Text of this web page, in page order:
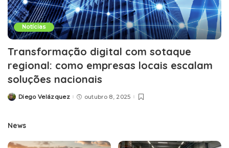
Notícias
Transformação digital com sotaque
regional: como empresas locais escalam
soluções nacionais
PostedDiego Velázquez outubro 8, 2025
News